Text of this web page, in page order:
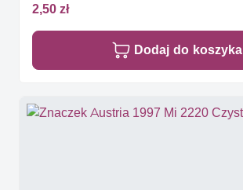
2,50 zł
Dodaj do koszyka